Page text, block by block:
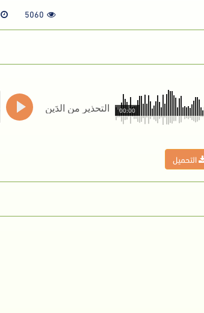
5060
التحذير من الدَين 00:00
التحميل